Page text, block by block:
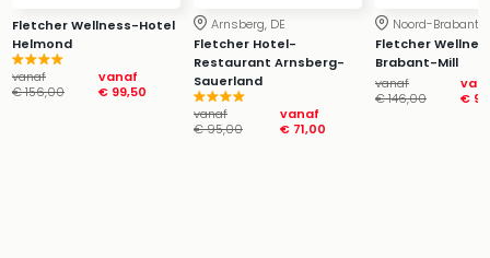
Fletcher Wellness-Hotel
Helmond
vanaf
€ 156,00
vanaf
€ 99,50
Arnsberg, DE
Fletcher Hotel-
Restaurant Arnsberg-
Sauerland
vanaf
€ 95,00
vanaf
€ 71,00
Noord-Brabant,
Fletcher
Brabant-Mill
vanaf
€ 146,00
€